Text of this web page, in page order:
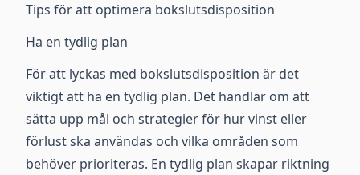
Tips för att optimera bokslutsdisposition
Ha en tydlig plan
För att lyckas med bokslutsdisposition är det
viktigt att ha en tydlig plan. Det handlar om att
sätta upp mål och strategier för hur vinst eller
förlust ska användas och vilka områden som
behöver prioriteras. En tydlig plan skapar riktning